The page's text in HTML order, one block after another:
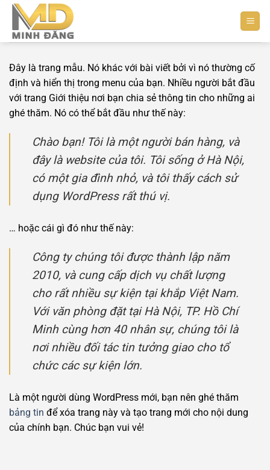
nội
Đây là trang mẫu. Nó khác với bài viết bởi vì nó thường cố
định và hiển thị trong menu của bạn. Nhiều người bắt đầu
với trang Giới thiệu nơi bạn chia sẻ thông tin cho những ai
ghé thăm. Nó có thể bắt đầu như thế này:
Chào bạn! Tôi là một người bán hàng, và
đây là website của tôi. Tôi sống ở Hà Nội,
có một gia đình nhỏ, và tôi thấy cách sử
dụng WordPress rất thú vị.
… hoặc cái gì đó như thế này:
Công ty chúng tôi được thành lập năm
2010, và cung cấp dịch vụ chất lượng
cho rất nhiều sự kiện tại khắp Việt Nam.
Với văn phòng đặt tại Hà Nội, TP. Hồ Chí
Minh cùng hơn 40 nhân sự, chúng tôi là
nơi nhiều đối tác tin tưởng giao cho tổ
chức các sự kiện lớn.
Là một người dùng WordPress mới, bạn nên ghé thăm
bảng tin để xóa trang này và tạo trang mới cho nội dung
của chính bạn. Chúc bạn vui vẻ!